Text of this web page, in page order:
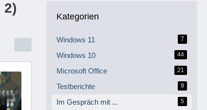
2)
Kategorien
Windows 11 7
Windows 10 44
Microsoft Office 21
Testberichte 9
Im Gespräch mit ... 5